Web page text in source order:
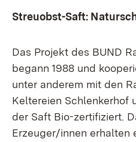
Streuobst-Saft:
Das Projekt des BUND
begann 1988 und
unter anderem mit den
Keltereien Schlenkerhof
der Saft Bio-zertifiziert.
Erzeuger/innen erhalten